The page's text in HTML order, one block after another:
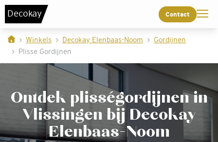
Decokay Contact
Winkels Decokay Elenbaas-Noom
Gordijnen
Plisse Gordijnen
Ontdek plisségordijnen in
Vlissingen bij Decokay
Elenbaas-Noom